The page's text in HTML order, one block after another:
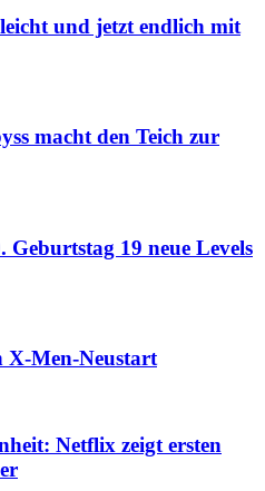
und jetzt endlich mit
macht den Teich zur
19 neue Levels
X-Men-Neustart
Netflix zeigt ersten